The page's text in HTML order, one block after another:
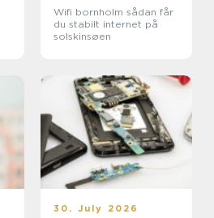
Wifi bornholm sådan får
du stabilt internet på
solskinsøen
30. July 2026